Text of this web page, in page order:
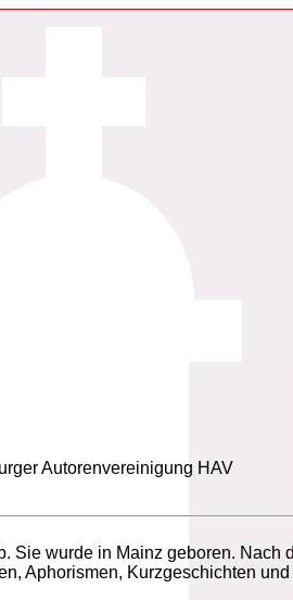
Autorenvereinigung HAV
wurde in Mainz geboren.
Aphorismen, Kurzgeschichten